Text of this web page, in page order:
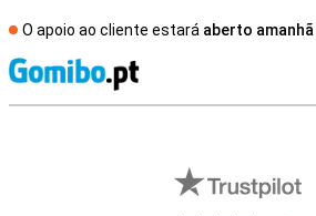
O apoio ao cliente estará aberto amanhã